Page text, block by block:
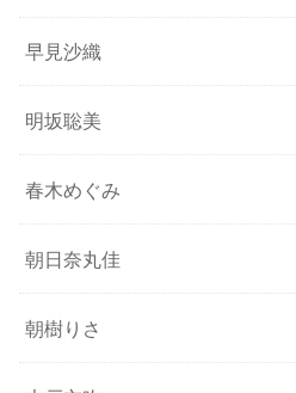
早見沙織
明坂聡美
春木めぐみ
朝日奈丸佳
朝樹りさ